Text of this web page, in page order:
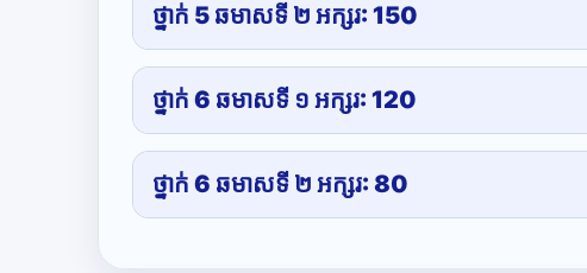
ថ្នាក់ 5 ឆមាសទី ២ អក្សរ: 150
ថ្នាក់ 6 ឆមាសទី ១ អក្សរ: 120
ថ្នាក់ 6 ឆមាសទី ២ អក្សរ: 80